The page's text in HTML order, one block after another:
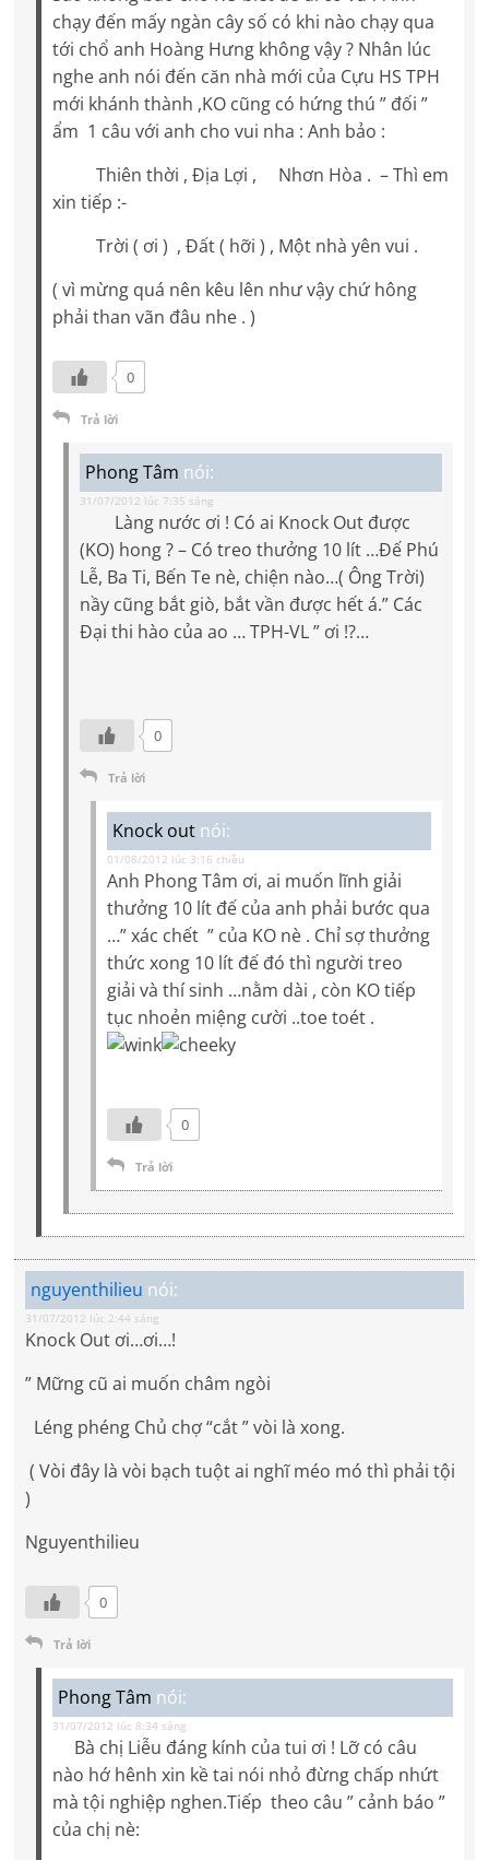
chạy đến mấy ngàn cây số có khi nào chạy qua
tới chổ anh Hoàng Hưng không vậy ? Nhân lúc
nghe anh nói đến căn nhà mới của Cựu HS TPH
mới khánh thành ,KO cũng có hứng thú ” đối ”
ẩm 1 câu với anh cho vui nha : Anh bảo :
Thiên thời , Địa Lợi , Nhơn Hòa . – Thì em
xin tiếp :-
Trời ( ơi ) , Đất ( hỡi ) , Một nhà yên vui .
( vì mừng quá nên kêu lên như vậy chứ hông
phải than vãn đâu nhe . )
0
Trả lời
Phong Tâm nói:
31/07/2012 lúc 7:35 sáng
Làng nước ơi ! Có ai Knock Out được
(KO) hong ? – Có treo thưởng 10 lít …Đế Phú
Lễ, Ba Ti, Bến Te nè, chiện nào…( Ông Trời)
nầy cũng bắt giò, bắt vần được hết á.” Các
Đại thi hào của ao … TPH-VL ” ơi !?…
0
Trả lời
Knock out nói:
01/08/2012 lúc 3:16 chiều
Anh Phong Tâm ơi, ai muốn lĩnh giải
thưởng 10 lít đế của anh phải bước qua
…” xác chết ” của KO nè . Chỉ sợ thưởng
thức xong 10 lít đế đó thì người treo
giải và thí sinh …nằm dài , còn KO tiếp
tục nhoẻn miệng cười ..toe toét .
0
Trả lời
nguyenthilieu nói:
31/07/2012 lúc 2:44 sáng
Knock Out ơi…ơi…!
” Mững cũ ai muốn châm ngòi
Léng phéng Chủ chợ “cắt ” vòi là xong.
( Vòi đây là vòi bạch tuột ai nghĩ méo mó thì phải tội
)
Nguyenthilieu
0
Trả lời
Phong Tâm nói:
31/07/2012 lúc 8:34 sáng
Bà chị Liễu đáng kính của tui ơi ! Lỡ có câu
nào hớ hênh xin kề tai nói nhỏ đừng chấp nhứt
mà tội nghiệp nghen.Tiếp theo câu ” cảnh báo ”
của chị nè: